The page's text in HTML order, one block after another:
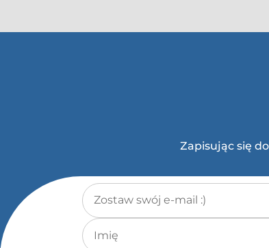
Zapisując się
Adres e-mail*
Imię